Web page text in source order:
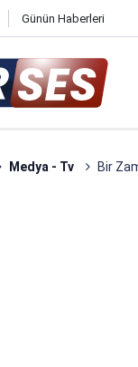
Günün Haberleri
Medya - Tv Bir